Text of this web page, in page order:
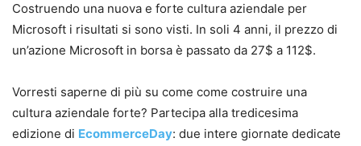
Costruendo una nuova e forte cultura aziendale per
Microsoft i risultati si sono visti. In soli 4 anni, il prezzo di
un’azione Microsoft in borsa è passato da 27$ a 112$.
Vorresti saperne di più su come come costruire una
cultura aziendale forte? Partecipa alla tredicesima
edizione di EcommerceDay: due intere giornate dedicate